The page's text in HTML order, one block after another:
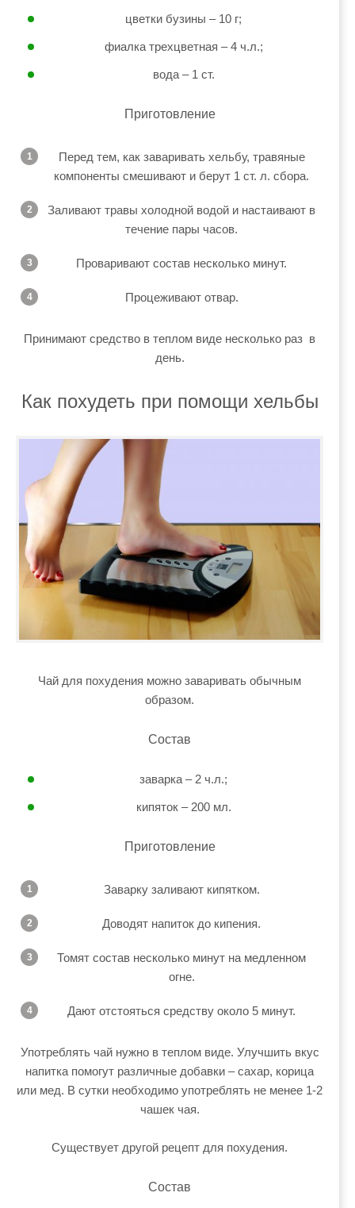
цветки бузины – 10 г;
фиалка трехцветная – 4 ч.л.;
вода – 1 ст.
Приготовление
Перед тем, как заваривать хельбу, травяные
компоненты смешивают и берут 1 ст. л. сбора.
Заливают травы холодной водой и настаивают в
течение пары часов.
Проваривают состав несколько минут.
Процеживают отвар.
Принимают средство в теплом виде несколько раз в
день.
Как похудеть при помощи хельбы
Чай для похудения можно заваривать обычным
образом.
Состав
заварка – 2 ч.л.;
кипяток – 200 мл.
Приготовление
Заварку заливают кипятком.
Доводят напиток до кипения.
Томят состав несколько минут на медленном
огне.
Дают отстояться средству около 5 минут.
Употреблять чай нужно в теплом виде. Улучшить вкус
напитка помогут различные добавки – сахар, корица
или мед. В сутки необходимо употреблять не менее 1-2
чашек чая.
Существует другой рецепт для похудения.
Состав